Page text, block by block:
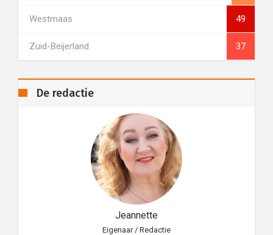
Westmaas 49
Zuid-Beijerland 37
De redactie
Jeannette
Eigenaar / Redactie